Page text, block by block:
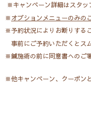
※キャンペーン詳細はスタッ
※オプションメニューのみの
※予約状況によりお断りする
事前にご予約いただくとス
※鍼施術の前に同意書へのご
※他キャンペーン、クーポン